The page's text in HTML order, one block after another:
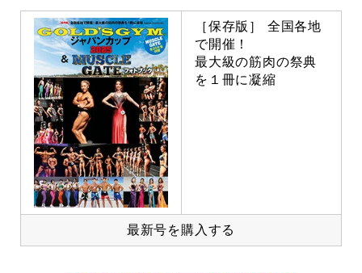
［保存版］ 全国各地
で開催！
最大級の筋肉の祭典
を１冊に凝縮
最新号を購入する